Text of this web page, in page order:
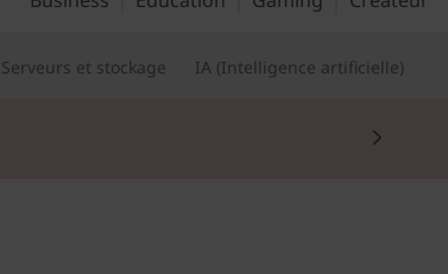
Serveurs et stockage IA (Intelligence artificielle)